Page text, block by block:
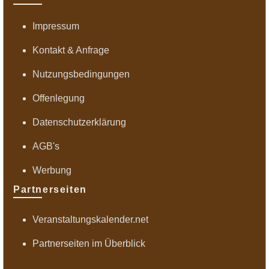
Impressum
Kontakt & Anfrage
Nutzungsbedingungen
Offenlegung
Datenschutzerklärung
AGB's
Werbung
Partnerseiten
Veranstaltungskalender.net
Partnerseiten im Überblick